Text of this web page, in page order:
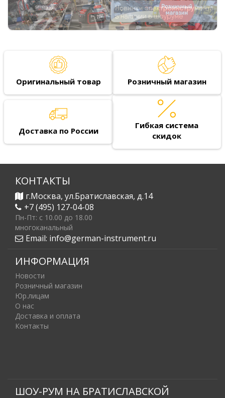
Оригинальный товар Розничный магазин
Доставка по России
Гибкая система
скидок
КОНТАКТЫ
г.Москва, ул.Братиславская, д.14
+7 (495) 127-04-08
Пн-Пт: c 10.00 до 18.00
многоканальный
Email: info@german-instrument.ru
ИНФОРМАЦИЯ
Новости
Розничный магазин
Юр.лицам
О нас
Доставка и оплата
Контакты
ШОУ-РУМ НА БРАТИСЛАВСКОЙ